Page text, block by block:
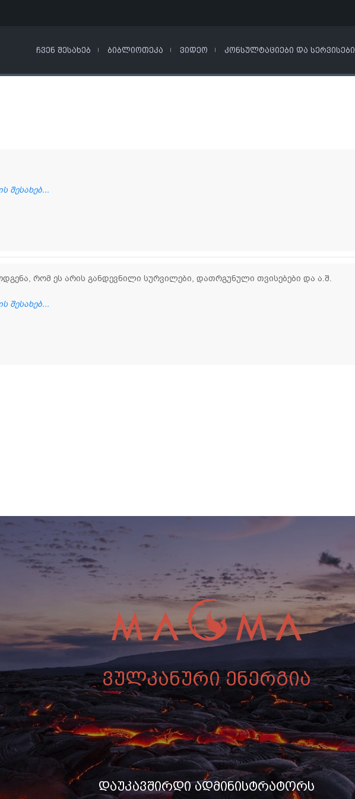
ᲩᲕᲔᲜ ᲨᲔᲡᲐᲮᲔᲑ ᲑᲘᲑᲚᲘᲝᲗᲔᲙᲐ ᲕᲘᲓᲔᲝ ᲙᲝᲜᲡᲣᲚᲢᲐᲪᲘᲔᲑᲘ ᲓᲐ ᲡᲔᲠᲕᲘᲡᲔᲑᲘ
შესახებ...
რომ ეს არის განდევნილი სურვილები, დათრგუნული თვისებები და ა.შ.
შესახებ...
ვულკანური ენერგია
დაუკავშირდი ადმინისტრატორს